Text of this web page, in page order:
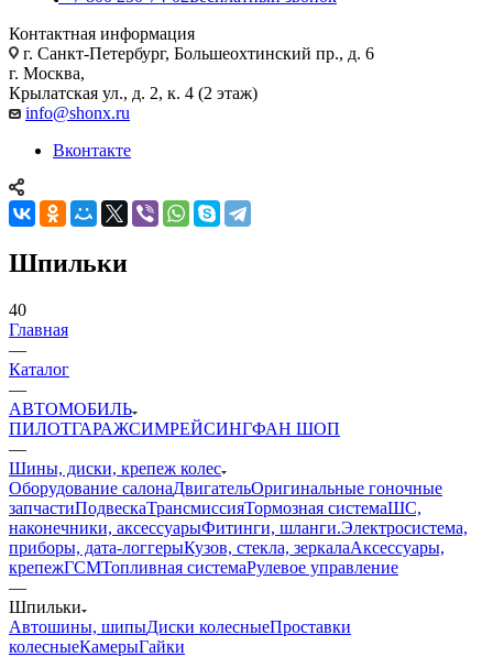
Контактная информация
г. Санкт-Петербург, Большеохтинский пр., д. 6
г. Москва,
Крылатская ул., д. 2, к. 4 (2 этаж)
info@shonx.ru
Вконтакте
Шпильки
40
Главная
—
Каталог
—
АВТОМОБИЛЬ
ПИЛОТГАРАЖСИМРЕЙСИНГФАН ШОП
—
Шины, диски, крепеж колес
Оборудование салонаДвигательОригинальные гоночные
запчастиПодвескаТрансмиссияТормозная системаШС,
наконечники, аксессуарыФитинги, шланги.Электросистема,
приборы, дата-логгерыКузов, стекла, зеркалаАксессуары,
крепежГСМТопливная системаРулевое управление
—
Шпильки
Автошины, шипыДиски колесныеПроставки
колесныеКамерыГайки